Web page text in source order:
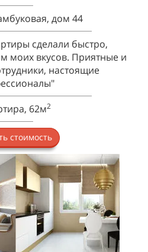
дом 44
сделали быстро,
моих вкусов. Приятные и
настоящие
62м2
стоимость